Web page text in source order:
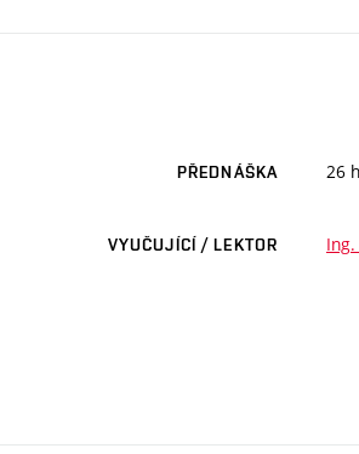
PŘEDNÁŠKA 26
VYUČUJÍCÍ / LEKTOR